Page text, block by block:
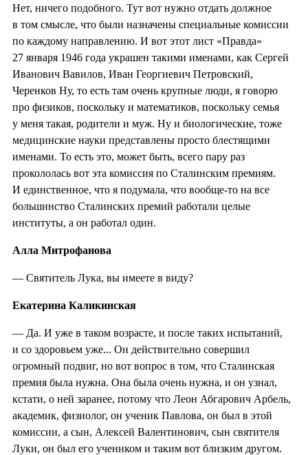
Нет, ничего подобного. Тут вот нужно отдать должное
в том смысле, что были назначены специальные комиссии
по каждому направлению. И вот этот лист «Правда»
27 января 1946 года украшен такими именами, как Сергей
Иванович Вавилов, Иван Георгиевич Петровский,
Черенков Ну, то есть там очень крупные люди, я говорю
про физиков, поскольку и математиков, поскольку семья
у меня такая, родители и муж. Ну и биологические, тоже
медицинские науки представлены просто блестящими
именами. То есть это, может быть, всего пару раз
прокололась вот эта комиссия по Сталинским премиям.
И единственное, что я подумала, что вообще-то на все
большинство Сталинских премий работали целые
институты, а он работал один.
Алла Митрофанова
— Святитель Лука, вы имеете в виду?
Екатерина Каликинская
— Да. И уже в таком возрасте, и после таких испытаний,
и со здоровьем уже... Он действительно совершил
огромный подвиг, но вот вопрос в том, что Сталинская
премия была нужна. Она была очень нужна, и он узнал,
кстати, о ней заранее, потому что Леон Абгарович Арбель,
академик, физиолог, он ученик Павлова, он был в этой
комиссии, а сын, Алексей Валентинович, сын святителя
Луки, он был его учеником и таким вот близким другом.